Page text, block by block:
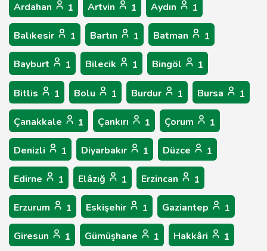
Ardahan 1 Artvin 1 Aydın 1
Balıkesir 1 Bartın 1 Batman 1
Bayburt 1 Bilecik 1 Bingöl 1
Bitlis 1 Bolu 1 Burdur 1 Bursa 1
Çanakkale 1 Çankırı 1 Çorum 1
Denizli 1 Diyarbakır 1 Düzce 1
Edirne 1 Elâzığ 1 Erzincan 1
Erzurum 1 Eskişehir 1 Gaziantep 1
Giresun 1 Gümüşhane 1 Hakkâri 1